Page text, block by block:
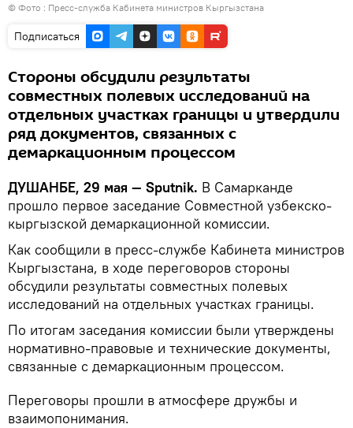
© Фото : Пресс-служба Кабинета министров Кыргызстана
Подписаться
Стороны обсудили результаты
совместных полевых исследований на
отдельных участках границы и утвердили
ряд документов, связанных с
демаркационным процессом
ДУШАНБЕ, 29 мая — Sputnik. В Самарканде
прошло первое заседание Совместной узбекско-
кыргызской демаркационной комиссии.
Как сообщили в пресс-службе Кабинета министров
Кыргызстана, в ходе переговоров стороны
обсудили результаты совместных полевых
исследований на отдельных участках границы.
По итогам заседания комиссии были утверждены
нормативно-правовые и технические документы,
связанные с демаркационным процессом.
Переговоры прошли в атмосфере дружбы и
взаимопонимания.